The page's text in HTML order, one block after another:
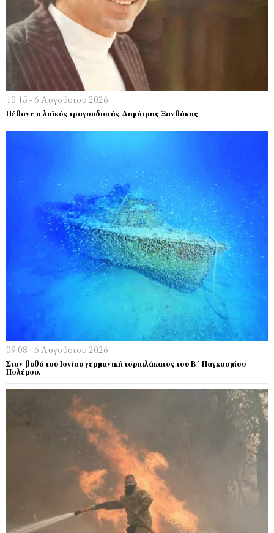
10:15 - 6 Αυγούστου 2026
Πέθανε ο λαϊκός τραγουδιστής Δημήτρης Ξανθάκης
09:08 - 6 Αυγούστου 2026
Στον βυθό του Ιονίου γερμανική τορπιλάκατος του Β΄ Παγκοσμίου
Πολέμου.